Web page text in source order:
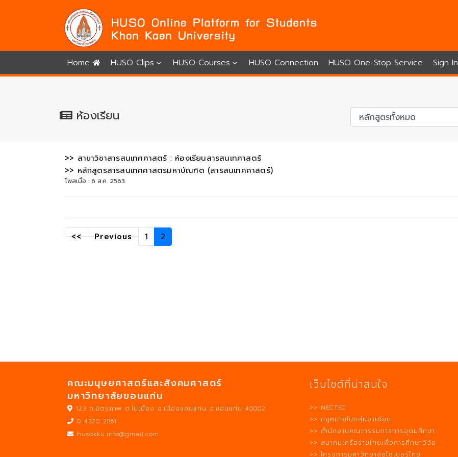
Home HUSO Clips HUSO Courses HUSO Connection HUSO One-Stop Service Sign In
ห้องเรียน
>> สาขาวิชาสารสนเทศศาสตร์ : ห้องเรียนสารสนเทศาสตร์
>> หลักสูตรสารสนเทศศาสตรมหาบัณฑิต (สารสนเทศศาสตร์)
โพสเมื่อ : 6 ส.ค. 2563
<< Previous 1 2
คณะมนุษยศาสตร์และสังคมศาสตร์
มหาวิทยาลัยขอนแก่น
123 ถ.มิตรภาพ ต.ในเมือง อ.เมืองขอนแก่น จ.ขอนแก่น 40002
0 4320 2861
husokku.info@gmail.com
เว็บไซต์ที่น่าสนใจ
>> NECTEC
>> กฎหมายในกลุ่มอาเซียน
>> สำนักงานคณะกรรมการการอุดมศึกษา
>> สมาคมเครือข่ายไทยเพื่อการศึกษาวิจัย
>> โครงการมหาวิทยาลัยไซเบอร์ไทย